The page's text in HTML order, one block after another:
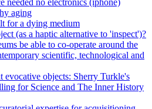
needed no electronics (iphone)
aging
for a dying medium
(as a haptic alternative to 'inspect')?
be able to co-operate around the
scientific, technological and
evocative objects: Sherry Turkle's
for Science and The Inner History